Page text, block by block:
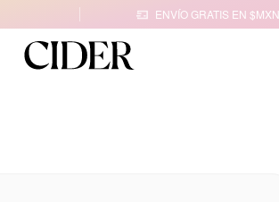
ENVÍO GRATIS EN